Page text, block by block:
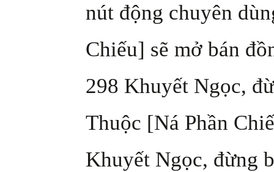
nút động chuyên
Chiếu] sẽ mở bán
298 Khuyết Ngọc,
Thuộc [Ná Phần
Khuyết Ngọc, đừng